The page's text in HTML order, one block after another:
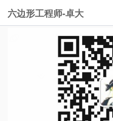
六边形工程师-卓大